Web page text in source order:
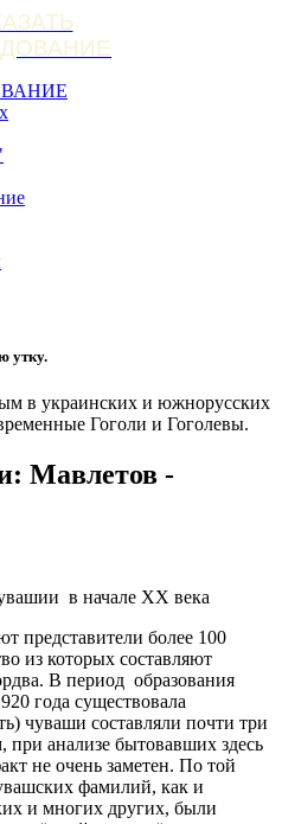
утку.
в украинских и южнорусских
Гоголи и Гоголевы.
Мавлетов -
в начале XX века
представители более 100
из которых составляют
В период образования
года существовала
чуваши составляли почти три
при анализе бытовавших здесь
не очень заметен. По той
фамилий, как и
и многих других, были